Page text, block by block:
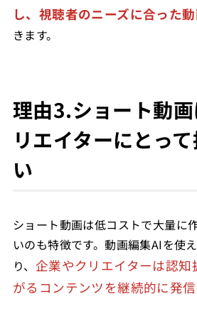
し、視聴者のニーズに合った
きます。
理由3.ショート動
リエイターにとっ
い
ショート動画は低コストで大量に
いのも特徴です。動画編集AIを使
り、 企業やクリエイターは認知
がるコンテンツを継続的に発信